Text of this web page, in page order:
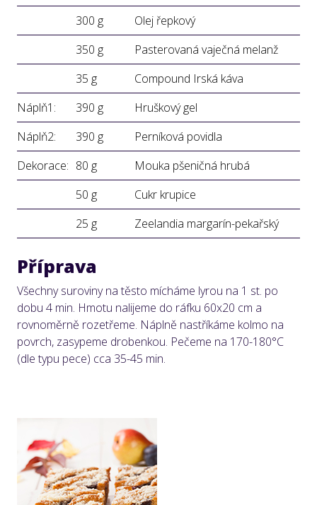
300 g
Olej řepkový
350 g
Pasterovaná vaječná melanž
35 g
Compound Irská káva
Náplň1:
390 g
Hruškový gel
Náplň2:
390 g
Perníková povidla
Dekorace: 80 g
Mouka pšeničná hrubá
50 g
Cukr krupice
25 g
Zeelandia margarín-pekařský
Příprava
Všechny suroviny na těsto mícháme lyrou na 1 st. po
dobu 4 min. Hmotu nalijeme do ráfku 60x20 cm a
rovnoměrně rozetřeme. Náplně nastříkáme kolmo na
povrch, zasypeme drobenkou. Pečeme na 170-180°C
(dle typu pece) cca 35-45 min.